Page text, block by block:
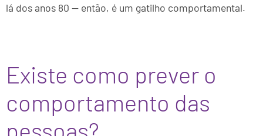
lá dos anos 80 — então, é um gatilho comportamental.
Existe como prever o
comportamento das
pessoas?